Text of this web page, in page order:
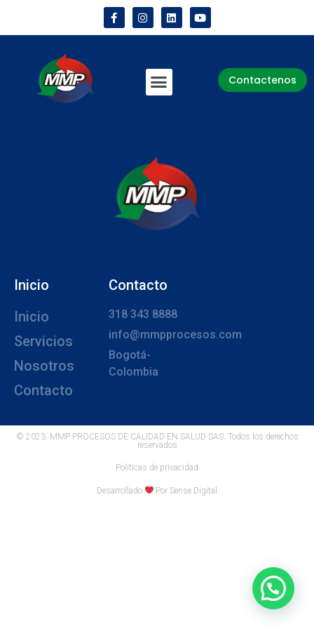
Contactenos
Inicio
Inicio
Servicios
Nosotros
Contacto
Contacto
318 343 8888
info@mmpprocesos.com
Bogotá-
Colombia
© 2023. MMP PROCESOS DE CALIDAD EN SALUD SAS. Todos los derechos
reservados
Politicas de privacidad
Desarrollado Por Sense Digital